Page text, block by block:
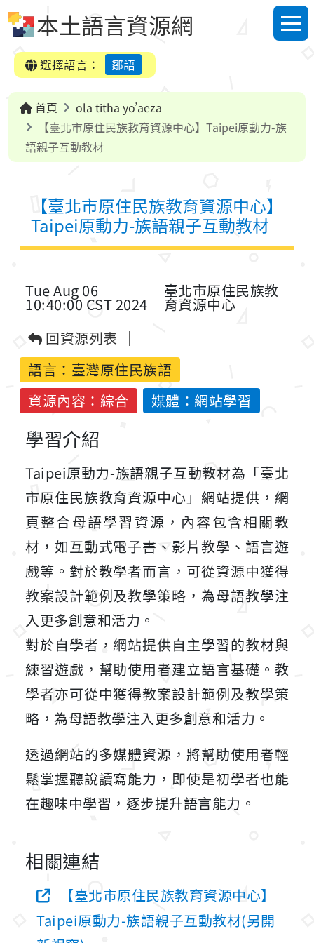
本土語言資源網
選單
選擇語言：
鄒語
首頁
ola titha yo’aeza
【臺北市原住民族教育資源中心】Taipei原動力-族
語親子互動教材
【臺北市原住民族教育資源中心】
Taipei原動力-族語親子互動教材
Tue Aug 06
10:40:00 CST 2024
臺北市原住民族教
育資源中心
回資源列表
語言： 臺灣原住民族語
資源內容：綜合
媒體：網站學習
學習介紹
Taipei原動力-族語親子互動教材為「臺北
市原住民族教育資源中心」網站提供，網
頁整合母語學習資源，內容包含相關教
材，如互動式電子書、影片教學、語言遊
戲等。對於教學者而言，可從資源中獲得
教案設計範例及教學策略，為母語教學注
入更多創意和活力。
對於自學者，網站提供自主學習的教材與
練習遊戲，幫助使用者建立語言基礎。教
學者亦可從中獲得教案設計範例及教學策
略，為母語教學注入更多創意和活力。
透過網站的多媒體資源，將幫助使用者輕
鬆掌握聽說讀寫能力，即使是初學者也能
在趣味中學習，逐步提升語言能力。
相關連結
【臺北市原住民族教育資源中心】
Taipei原動力-族語親子互動教材(另開